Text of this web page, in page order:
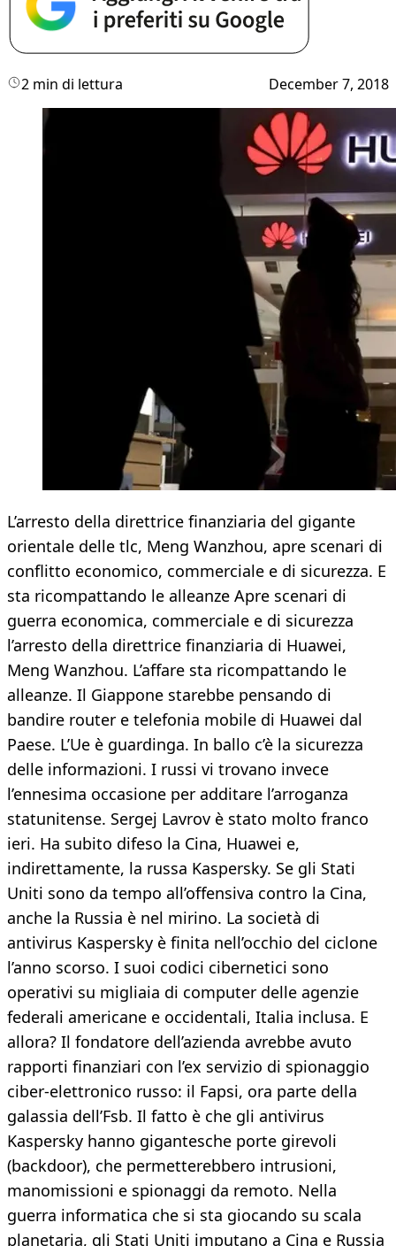
2 min di lettura December 7, 2018
L’arresto della direttrice finanziaria del gigante
orientale delle tlc, Meng Wanzhou, apre scenari di
conflitto economico, commerciale e di sicurezza. E
sta ricompattando le alleanze Apre scenari di
guerra economica, commerciale e di sicurezza
l’arresto della direttrice finanziaria di Huawei,
Meng Wanzhou. L’affare sta ricompattando le
alleanze. Il Giappone starebbe pensando di
bandire router e telefonia mobile di Huawei dal
Paese. L’Ue è guardinga. In ballo c’è la sicurezza
delle informazioni. I russi vi trovano invece
l’ennesima occasione per additare l’arroganza
statunitense. Sergej Lavrov è stato molto franco
ieri. Ha subito difeso la Cina, Huawei e,
indirettamente, la russa Kaspersky. Se gli Stati
Uniti sono da tempo all’offensiva contro la Cina,
anche la Russia è nel mirino. La società di
antivirus Kaspersky è finita nell’occhio del ciclone
l’anno scorso. I suoi codici cibernetici sono
operativi su migliaia di computer delle agenzie
federali americane e occidentali, Italia inclusa. E
allora? Il fondatore dell’azienda avrebbe avuto
rapporti finanziari con l’ex servizio di spionaggio
ciber-elettronico russo: il Fapsi, ora parte della
galassia dell’Fsb. Il fatto è che gli antivirus
Kaspersky hanno gigantesche porte girevoli
(backdoor), che permetterebbero intrusioni,
manomissioni e spionaggi da remoto. Nella
guerra informatica che si sta giocando su scala
planetaria, gli Stati Uniti imputano a Cina e Russia